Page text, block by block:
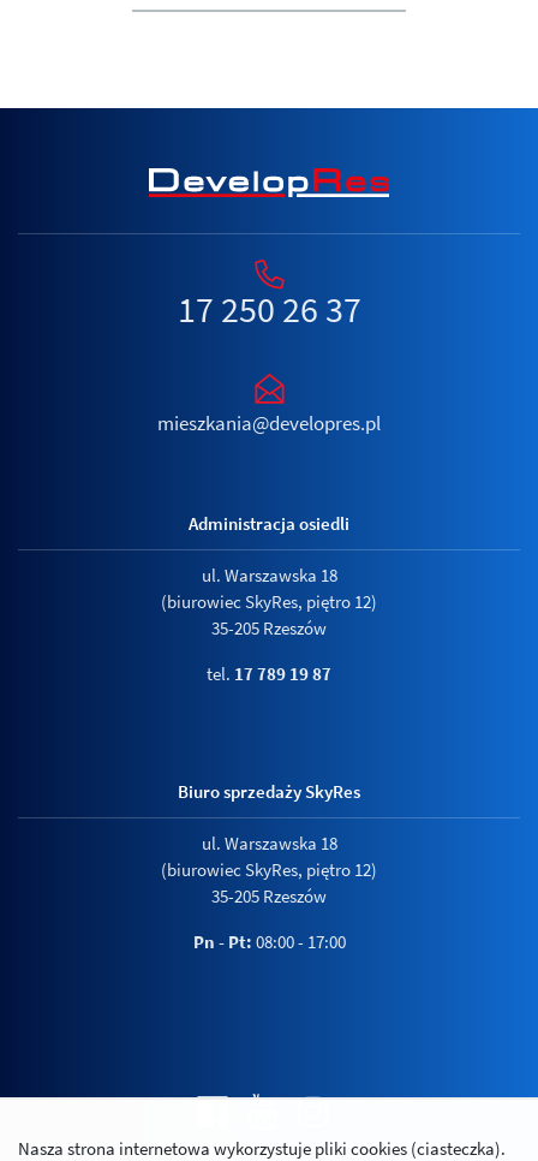
17 250 26 37
mieszkania@developres.pl
Administracja osiedli
ul. Warszawska 18
(biurowiec SkyRes, piętro 12)
35-205 Rzeszów
tel. 17 789 19 87
Biuro sprzedaży SkyRes
ul. Warszawska 18
(biurowiec SkyRes, piętro 12)
35-205 Rzeszów
Pn - Pt: 08:00 - 17:00
Polityka prywatności
Nasza strona internetowa wykorzystuje pliki cookies (ciasteczka).